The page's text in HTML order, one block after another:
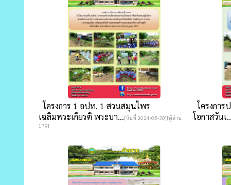
โครงการ 1 อปท. 1 สวนสมุนไพร
เฉลิมพระเกียรติ พระบา...[วันที่ 2024-05-30][ผู้อ่าน
179]
โครงการ
โอกาสวันเ